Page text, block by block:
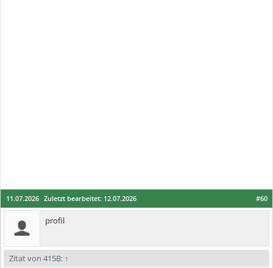
#60
11.07.2026 Zuletzt bearbeitet: 12.07.2026
profil
Zitat von 415B: ↑